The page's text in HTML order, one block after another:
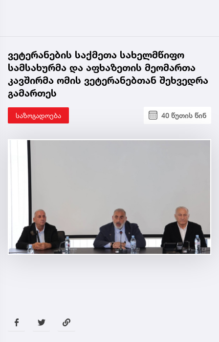
ვეტერანების საქმეთა სახელმწიფო
სამსახურმა და აფხაზეთის მეომართა
კავშირმა ომის ვეტერანებთან შეხვედრა
გამართეს
საზოგადოება 40 წუთის წინ